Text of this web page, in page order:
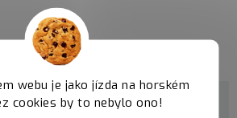
webu je jako jízda na horském
cookies by to nebylo ono!
Parametry
rámy Qayron